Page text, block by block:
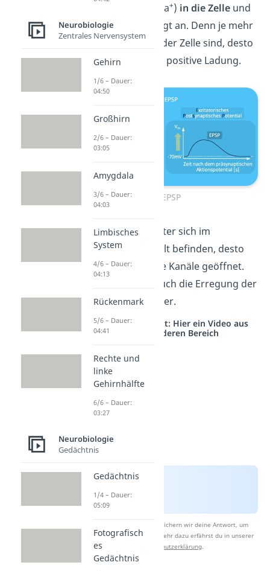
(Na+) in die Zelleund
das Potential steigt an. Denn je mehr
Natriumionen in der Zelle sind, desto
höher ist dort die positive Ladung.
EPSP
Je mehr Transmitter sich im
synaptischen Spalt befinden, desto
länger bleiben die Kanäle geöffnet.
Daher ist dann auch die Erregung der
Nervenzelle stärker.
Studyflix vernetzt: Hier ein Video aus
einem anderen Bereich
Nach Beantwortung speichern wir deine Antwort, um
Studyflix zu verbessern. Mehr dazu erfährst du in unserer
Datenschutzerklärung
Neurobiologie
Zentrales Nervensystem
Gehirn
1/6 – Dauer:
04:50
Großhirn
2/6 – Dauer:
03:05
Amygdala
3/6 – Dauer:
04:03
Limbisches
System
4/6 – Dauer:
04:13
Rückenmark
5/6 – Dauer:
04:41
Rechte und
linke
Gehirnhälfte
6/6 – Dauer:
03:27
Neurobiologie
Gedächtnis
Gedächtnis
1/4 – Dauer:
05:09
Fotografisch
es
Gedächtnis